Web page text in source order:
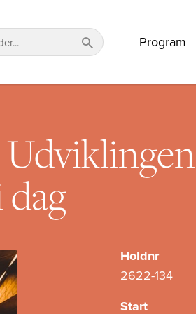
Program
Holdnr
2622-134
Start